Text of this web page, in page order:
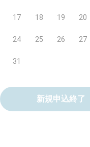
17 18 19 20
24 25 26 27
31
新規申込終了